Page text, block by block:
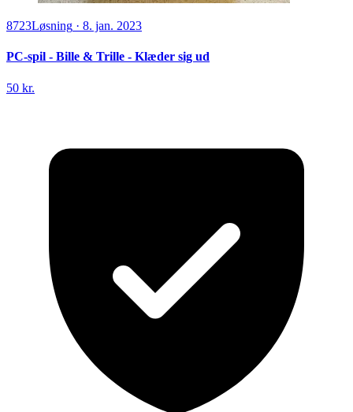
8723Løsning · 8. jan. 2023
PC-spil - Bille & Trille - Klæder sig ud
50 kr.